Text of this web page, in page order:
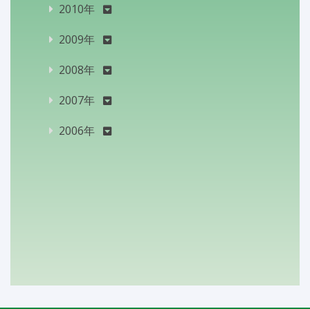
2010年
2009年
2008年
2007年
2006年